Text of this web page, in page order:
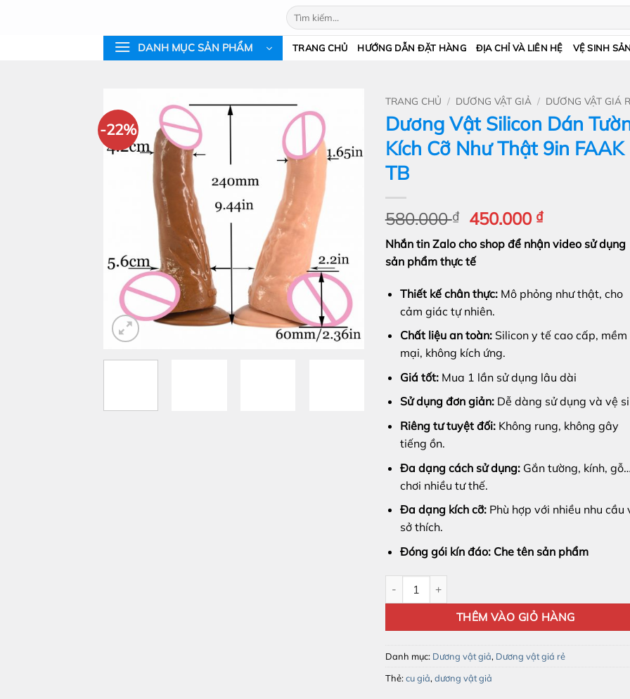
Tìm
kiếm:
DANH MỤC SẢN PHẨM TRANG CHỦ HƯỚNG DẪN ĐẶT HÀNG ĐỊA CHỈ VÀ LIÊN HỆ VỆ SINH
-22%
TRANG CHỦ / DƯƠNG VẬT GIẢ / DƯƠNG VẬT GIÁ
Dương Vật Silicon Dán
Kích Cỡ Như Thật 9in FAAK
TB
580.000₫
Giá
gốc
là:
580.000 ₫.
450.000 ₫Giá
hiện
tại
450.000 ₫.
Nhắn tin Zalo cho shop để nhận video sử dụng
sản phẩm thực tế
Thiết kế chân thực:Mô phỏng như thật, cho
cảm giác tự nhiên.
Chất liệu an toàn:Silicon y tế cao cấp, mềm
mại, không kích ứng.
Giá tốt:Mua 1 lần sử dụng lâu dài
Sử dụng đơn giản:Dễ dàng sử dụng và vệ
Riêng tư tuyệt đối:Không rung, không gây
tiếng ồn.
Đa dạng cách sử dụng: Gắn tường, kính,
chơi nhiều tư thế.
Đa dạng kích cỡ:Phù hợp với nhiều nhu cầu
sở thích.
Đóng gói kín đáo: Che tên sản phẩm
THÊM VÀO GIỎ HÀNG
Danh mục: Dương vật giả, Dương vật giá rẻ
Thẻ:cu giả, dương vật giả